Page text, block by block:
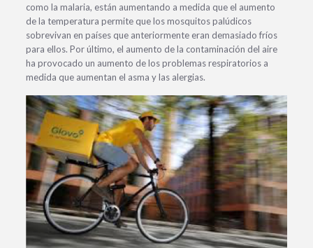
como la malaria, están aumentando a medida que el aumento
de la temperatura permite que los mosquitos palúdicos
sobrevivan en países que anteriormente eran demasiado fríos
para ellos. Por último, el aumento de la contaminación del aire
ha provocado un aumento de los problemas respiratorios a
medida que aumentan el asma y las alergias.